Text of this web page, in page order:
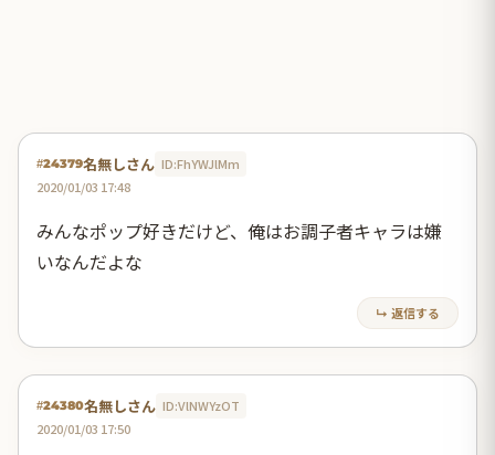
#24379名無しさん ID:FhYWJlMm
2020/01/03 17:48
みんなポップ好きだけど、俺はお調子者キャラは嫌
いなんだよな
↳ 返信する
#24380名無しさん ID:VlNWYzOT
2020/01/03 17:50